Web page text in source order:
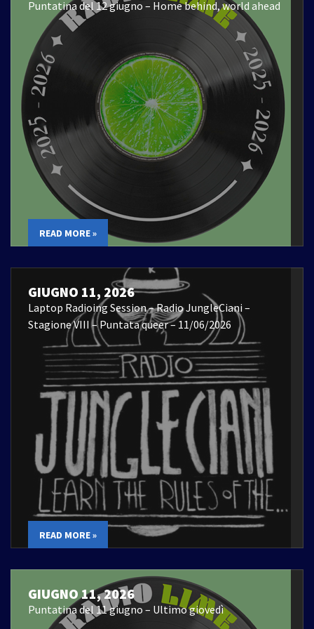
Puntatina del 12 giugno – Home behind, world ahead
READ MORE »
GIUGNO 11, 2026
Laptop Radioing Session – Radio JungleCiani –
Stagione VIII – Puntata queer – 11/06/2026
READ MORE »
GIUGNO 11, 2026
Puntatina del 11 giugno – Ultimo giovedì